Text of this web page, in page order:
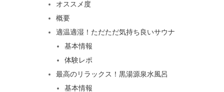
オススメ度
概要
適温適湿！ただただ気持ち良いサウナ
基本情報
体験レポ
最高のリラックス！黒湯源泉水風呂
基本情報